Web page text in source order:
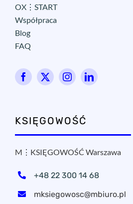
OX⋮START
Współpraca
Blog
FAQ
KSIĘGOWOŚĆ
M⋮KSIĘGOWOŚĆ Warszawa
+48 22 300 14 68
mksiegowosc@mbiuro.pl